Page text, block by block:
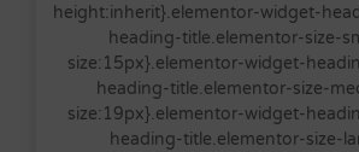
height:inherit}.elementor-widget-
heading-title.elementor-size-
size:15px}.elementor-widget-
heading-title.elementor-size-
size:19px}.elementor-widget-
heading-title.elementor-size-